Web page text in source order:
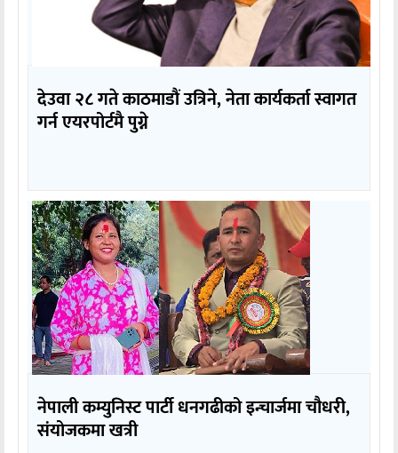
देउवा २८ गते काठमाडौं उत्रिने, नेता कार्यकर्ता स्वागत
गर्न एयरपोर्टमै पुग्ने
नेपाली कम्युनिस्ट पार्टी धनगढीको इन्चार्जमा चौधरी,
संयोजकमा खत्री